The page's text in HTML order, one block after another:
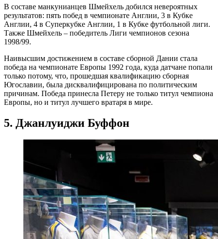
В составе манкунианцев Шмейхель добился невероятных
результатов: пять побед в чемпионате Англии, 3 в Кубке
Англии, 4 в Суперкубке Англии, 1 в Кубке футбольной лиги.
Также Шмейхель – победитель Лиги чемпионов сезона
1998/99.
Наивысшим достижением в составе сборной Дании стала
победа на чемпионате Европы 1992 года, куда датчане попали
только потому, что, прошедшая квалификацию сборная
Югославии, была дисквалифицирована по политическим
причинам. Победа принесла Петеру не только титул чемпиона
Европы, но и титул лучшего вратаря в мире.
5. Джанлуиджи Буффон